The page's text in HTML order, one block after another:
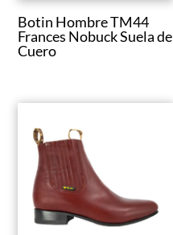
Botin Hombre TM44
Frances Nobuck Suela de
Cuero